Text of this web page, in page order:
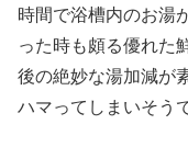
時間で浴槽内のお湯
った時も頗る優れた
後の絶妙な湯加減が
ハマってしまいそう